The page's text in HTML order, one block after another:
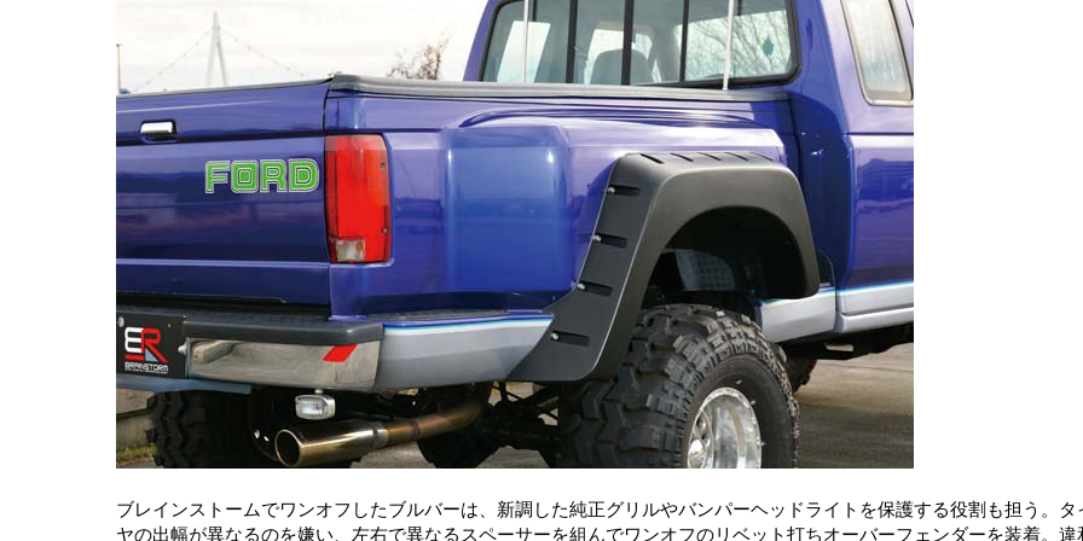
ブレインストームでワンオフしたブルバーは、新調した純正グリルやバンパーヘッドライトを保護する役割も担う。タ
ヤの出幅が異なるのを嫌い、左右で異なるスペーサーを組んでワンオフのリベット打ちオーバーフェンダーを装着。違